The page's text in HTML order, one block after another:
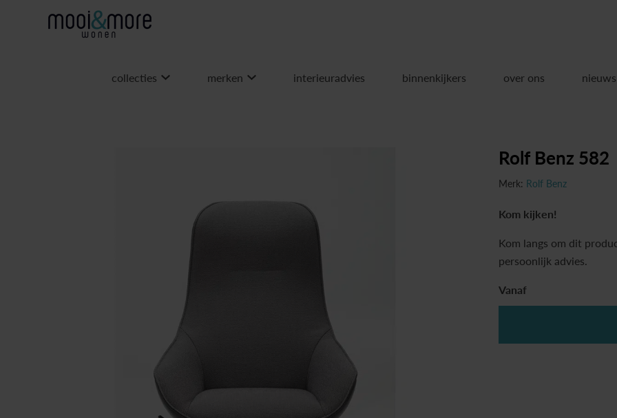
collecties merken interieuradvies binnenkijkers over ons nieuws
Rolf Benz 582
Merk: Rolf Benz
Kom kijken!
Kom langs om dit
persoonlijk advies.
Vanaf